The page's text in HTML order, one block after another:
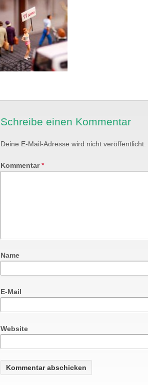
Schreibe einen Kommentar
Deine E-Mail-Adresse wird nicht veröffentlicht.
Kommentar*
Name
E-Mail
Website